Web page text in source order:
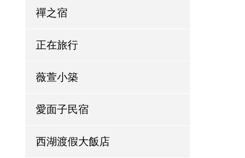
禪之宿
正在旅行
薇萱小築
愛面子民宿
西湖渡假大飯店